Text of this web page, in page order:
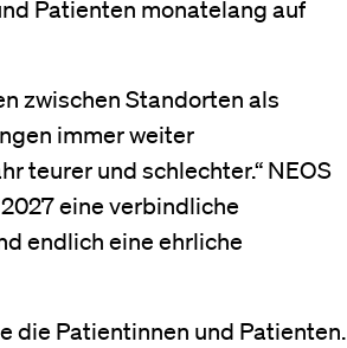
Patienten monatelang auf
zwischen Standorten als
immer weiter
teurer und schlechter.“ NEOS
eine verbindliche
endlich eine ehrliche
die Patientinnen und Patienten.